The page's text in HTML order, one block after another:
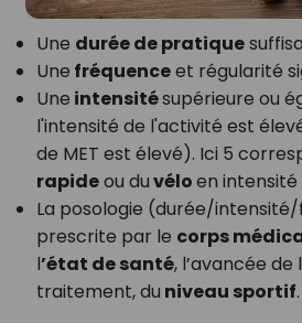
Une durée de pratique
Une fréquenceet régularité
Une intensitésupérieure ou
l'intensité de l'activité est
de MET est élevé). Ici 5
rapideou duvéloen
La posologie (durée/
prescrite par le corps
l’état de santé, l’avancée
traitement, du niveau sportif.